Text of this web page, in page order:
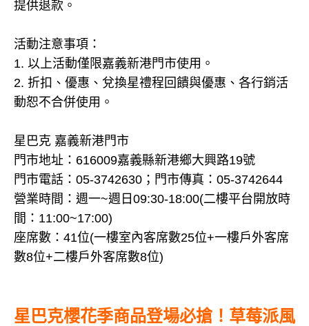
提供退款。
活動注意事項：
1. 以上活動僅限嘉義新港門市使用。
2. 折扣、優惠、兌換星禮程回饋與優惠、各行銷活
動恕不合併使用。
星巴克 嘉義新港門市
門市地址：616009嘉義縣新港鄉大興路19號
門市電話：05-3742630；門市傳真：05-3742644
營業時間：週一~週日09:30-18:00(二樓平台開放時
間：11:00~17:00)
座席數：41位(一樓室內客席數25位+一樓戶外客席
數8位+二樓戶外客席數8位)
星巴克櫻花季商品登場必搶！草莓派風